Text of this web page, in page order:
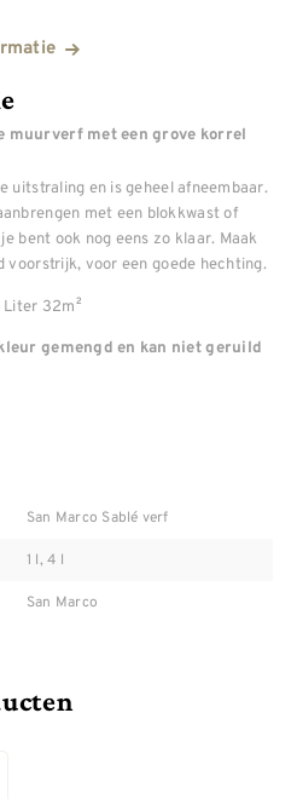
muurverf met een grove korrel
uitstraling en is geheel afneembaar.
met een blokkwast of
bent ook nog eens zo klaar. Maak
voor een goede hechting.
Liter 32m²
gemengd en kan niet geruild
San Marco Sablé verf
1 l, 4 l
San Marco